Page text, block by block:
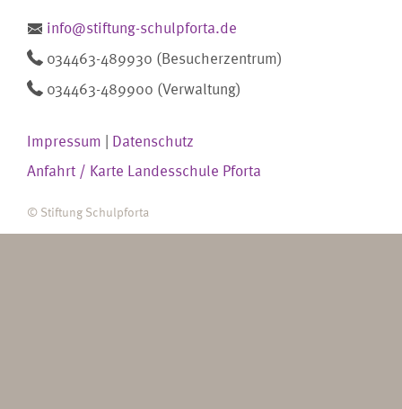
info@stiftung-schulpforta.de
034463-489930 (Besucherzentrum)
034463-489900 (Verwaltung)
Impressum | Datenschutz
Anfahrt / Karte Landesschule Pforta
© Stiftung Schulpforta